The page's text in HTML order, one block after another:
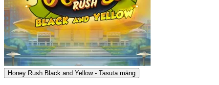
Honey Rush Black and Yellow - Tasuta mäng